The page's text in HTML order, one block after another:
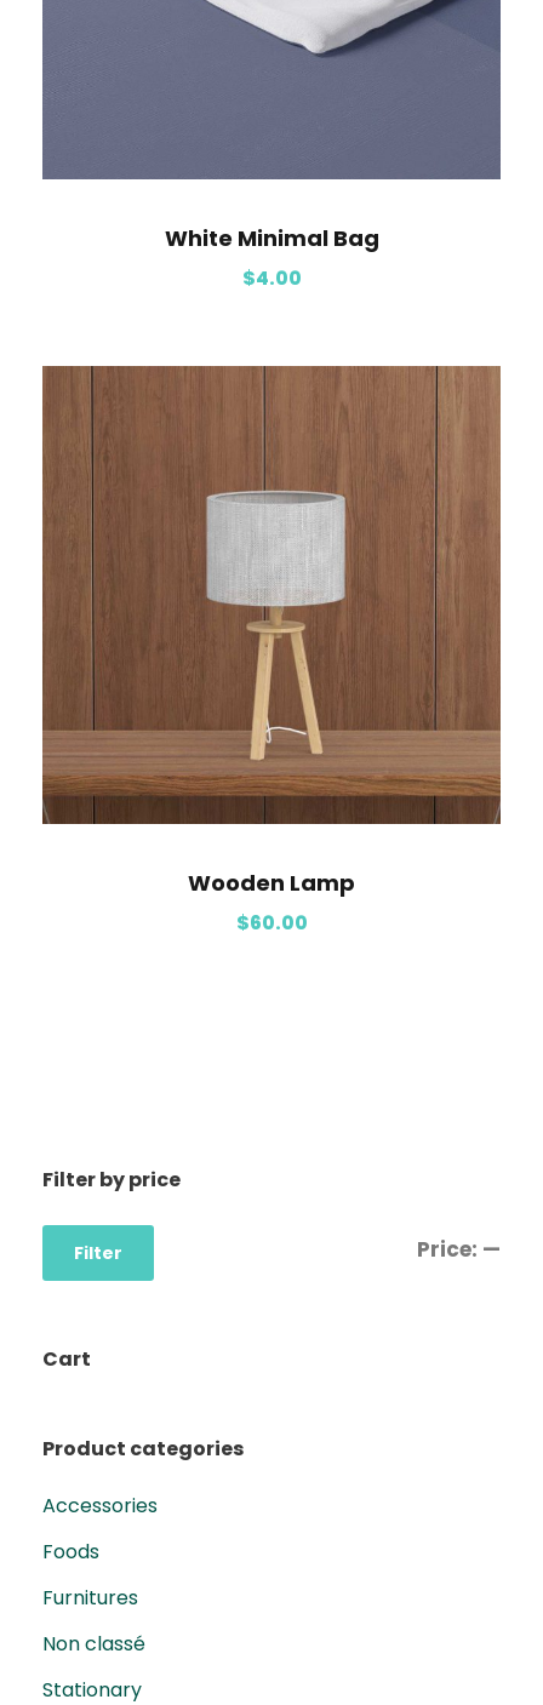
White Minimal Bag
$4.00
Wooden Lamp
$60.00
Filter by price
Filter Price: —
Cart
Product categories
Accessories
Foods
Furnitures
Non classé
Stationary